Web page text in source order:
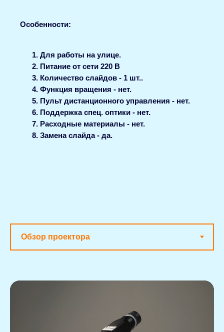
Особенности:
Для работы на улице.
Питание от сети 220 В
Количество слайдов - 1 шт..
Функция вращения - нет.
Пульт дистанционного управления - нет.
Поддержка спец. оптики - нет.
Расходные материалы - нет.
Замена слайда - да.